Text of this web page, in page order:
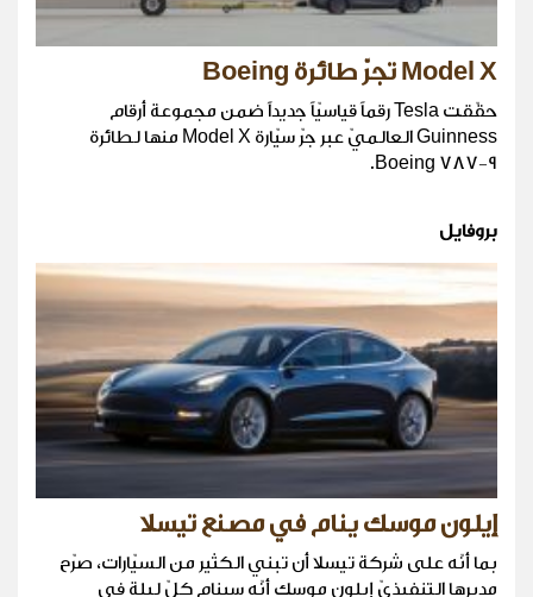
Model X تجرّ طائرة Boeing
حقّقت Tesla رقماً قياسيّاً جديداً ضمن مجموعة أرقام
Guinness العالميّ عبر جرّ سيّارة Model X منها لطائرة
Boeing 787-9.
بروفايل
إيلون موسك ينام في مصنع تيسلا
بما أنّه على شركة تيسلا أن تبني الكثير من السيّارات، صرّح
مديرها التنفيذيّ إيلون موسك أنّه سينام كلّ ليلة في